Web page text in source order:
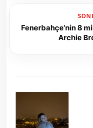
Fenerbahçe’nin 8
Archie